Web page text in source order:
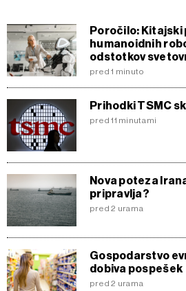
Poročilo: Kitajski
humanoidnih
odstotkov
pred 1 minuto
Prihodki TSMC
pred 11 minutami
Nova poteza
pripravlja?
pred 2 urama
Gospodarstvo
dobiva pospešek
pred 2 urama